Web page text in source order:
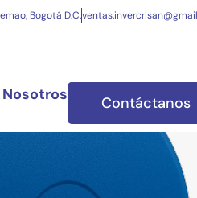
Bogotá D.C.
Contáctanos